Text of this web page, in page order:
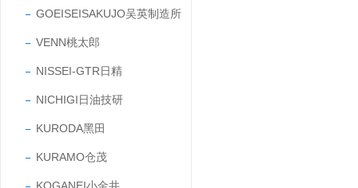
GOEISEISAKUJO吴英制造所
VENN桃太郎
NISSEI-GTR日精
NICHIGI日油技研
KURODA黑田
KURAMO仓茂